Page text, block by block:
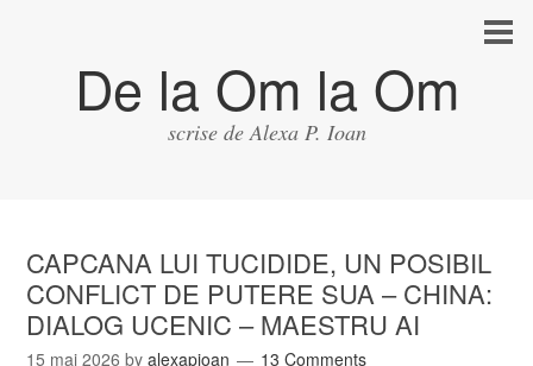
De la Om la Om
scrise de Alexa P. Ioan
CAPCANA LUI TUCIDIDE, UN POSIBIL
CONFLICT DE PUTERE SUA – CHINA:
DIALOG UCENIC – MAESTRU AI
15 mai 2026 byalexapioan 13 Comments